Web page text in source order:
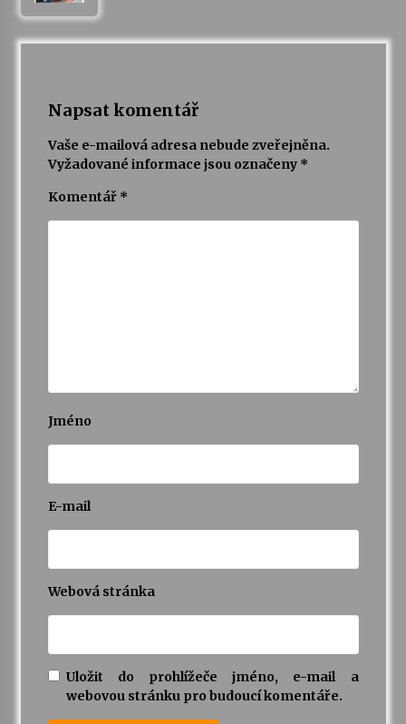
14. 7. 2026
Za kulturou kousek za Humpolec. V Želivě ožije
Napsat komentář
Vaše e-mailová adresa nebude zveřejněna.
Vyžadované informace jsou označeny *
Komentář *
Jméno
E-mail
Webová stránka
Uložit do prohlížeče jméno, e-mail a
webovou stránku pro budoucí komentáře.